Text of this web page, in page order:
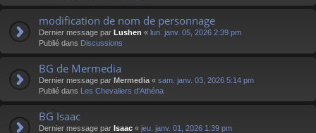
modification de nom de personnage
Dernier message par Lushen « lun. janv. 05, 2026 2:39 pm
Publié dans Discussions
BG de Mermedia
Dernier message par Mermedia « sam. janv. 03, 2026 5:14 pm
Publié dans Les Chevaliers d'Athéna
BG Isaac
Dernier message par Isaac « jeu. janv. 01, 2026 1:39 pm